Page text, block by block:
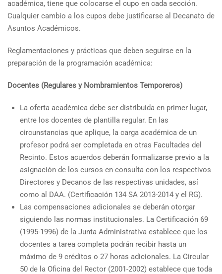
académica, tiene que colocarse el cupo en cada sección.
Cualquier cambio a los cupos debe justificarse al Decanato de
Asuntos Académicos.
Reglamentaciones y prácticas que deben seguirse en la
preparación de la programación académica:
Docentes (Regulares y Nombramientos Temporeros)
La oferta académica debe ser distribuida en primer lugar,
entre los docentes de plantilla regular. En las
circunstancias que aplique, la carga académica de un
profesor podrá ser completada en otras Facultades del
Recinto. Estos acuerdos deberán formalizarse previo a la
asignación de los cursos en consulta con los respectivos
Directores y Decanos de las respectivas unidades, así
como al DAA. (Certificación 134 SA 2013-2014 y el RG).
Las compensaciones adicionales se deberán otorgar
siguiendo las normas institucionales. La Certificación 69
(1995-1996) de la Junta Administrativa establece que los
docentes a tarea completa podrán recibir hasta un
máximo de 9 créditos o 27 horas adicionales. La Circular
50 de la Oficina del Rector (2001-2002) establece que toda